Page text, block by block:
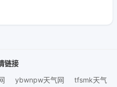
链接
ybwnpw天气网
tfsmk天气